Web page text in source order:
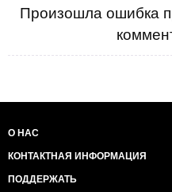
Произошла ошибка
О НАС
КОНТАКТНАЯ ИНФОРМАЦИЯ
ПОДДЕРЖАТЬ